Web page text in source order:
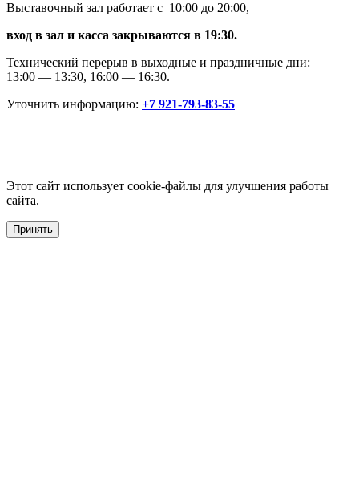
Выставочный зал работает с 10:00 до 20:00,
вход в зал и касса закрываются в 19:30.
Технический перерыв в выходные и праздничные дни:
13:00 — 13:30, 16:00 — 16:30.
Уточнить информацию: +7 921-793-83-55
Этот сайт использует cookie-файлы для улучшения работы
сайта.
Принять